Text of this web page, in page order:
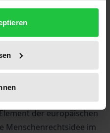
in Beziehung mit
auch die
Grundauffassungen,
des rezipierten
der europäischen
Menschenrechtsidee im